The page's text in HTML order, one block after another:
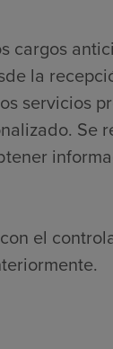
cargos
la
servicios
Se
el